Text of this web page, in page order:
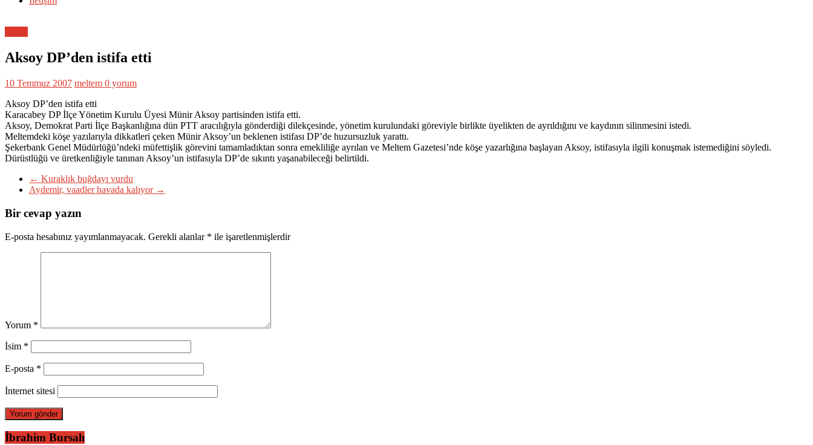
Aksoy DP’den istifa etti
10 Temmuz 2007 meltem 0 yorum
Aksoy DP’den istifa etti
Karacabey DP İlçe Yönetim Kurulu Üyesi Münir Aksoy partisinden istifa etti.
Aksoy, Demokrat Parti İlçe Başkanlığına dün PTT aracılığıyla gönderdiği dilekçesinde, yönetim kurulundaki göreviyle birlikte üyelikten de ayrıldığını ve kaydının silinmesini istedi.
Meltemdeki köşe yazılarıyla dikkatleri çeken Münir Aksoy’un beklenen istifası DP’de huzursuzluk yarattı.
Şekerbank Genel Müdürlüğü’ndeki müfettişlik görevini tamamladıktan sonra emekliliğe ayrılan ve Meltem Gazetesi’nde köşe yazarlığına başlayan Aksoy, istifasıyla ilgili konuşmak istemediğini söyledi.
Dürüstlüğü ve üretkenliğiyle tanınan Aksoy’un istifasıyla DP’de sıkıntı yaşanabileceği belirtildi.
← Kuraklık buğdayı vurdu
Aydemir, vaadler havada kalıyor →
Bir cevap yazın
E-posta hesabınız yayımlanmayacak. Gerekli alanlar * ile işaretlenmişlerdir
Yorum *
İsim *
E-posta *
İnternet sitesi
İbrahim Bursalı